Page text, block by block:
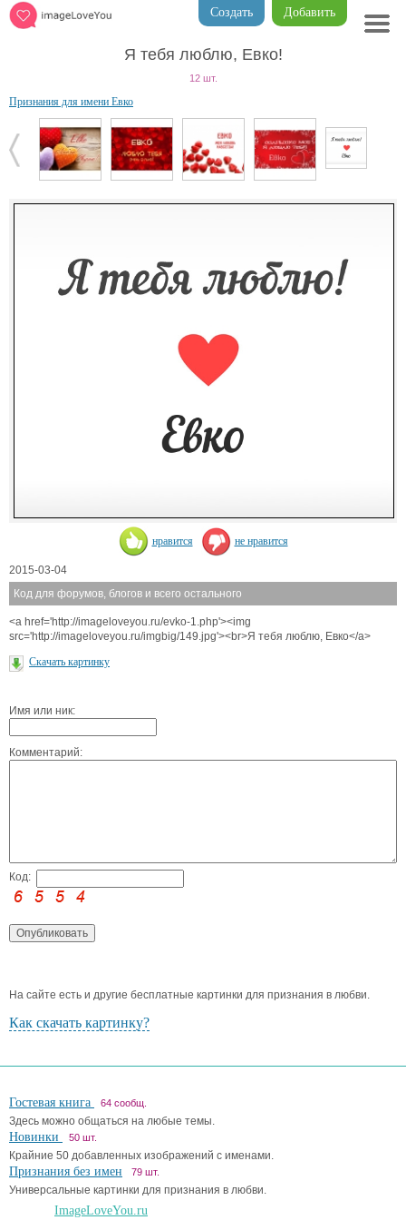
Добавить
Создать
Я тебя люблю, Евко!
12 шт.
Признания для имени Евко
нравится не нравится
2015-03-04
Код для форумов, блогов и всего остального
<a href='http://imageloveyou.ru/evko-1.php'><img
src='http://imageloveyou.ru/imgbig/149.jpg'><br>Я тебя люблю, Евко</a>
Скачать картинку
Имя или ник:
Комментарий:
Код:
На сайте есть и другие бесплатные картинки для признания в любви.
Как скачать картинку?
Гостевая книга 64 сообщ.
Здесь можно общаться на любые темы.
Новинки 50 шт.
Крайние 50 добавленных изображений с именами.
Признания без имен 79 шт.
Универсальные картинки для признания в любви.
ImageLoveYou.ru